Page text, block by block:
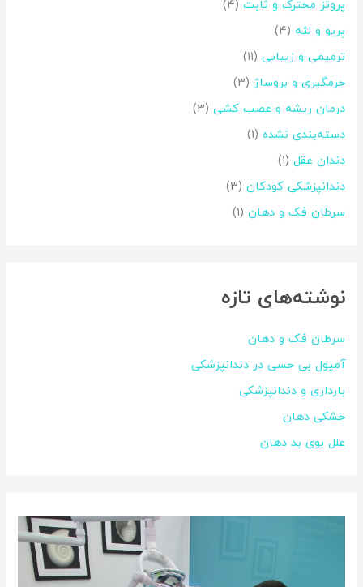
:پروتز محترک و ثابت (4)
پریو و لثه (4)
ترمیمی و زیبایی (11)
جرمگیری و بروساژ (3)
درمان ریشه و عصب کشی (3)
دسته‌بندی نشده (1)
دندان عقل (1)
دندانپزشکی کودکان (3)
سرطان فک و دهان (1)
نوشته‌های تازه
سرطان فک و دهان
آمپول بی حسی در دندانپزشکی
بارداری و دندانپزشکی
خشکی دهان
علل بوی بد دهان